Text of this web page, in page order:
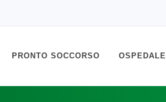
PRONTO SOCCORSO OSPEDALE